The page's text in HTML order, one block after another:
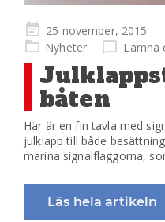
Publicerad
på
25 november, 2015
Nyheter
Lämna
båten
Här är en fin tavla med
julklapp till både
marina signalflaggorna,
Läs hela artikeln